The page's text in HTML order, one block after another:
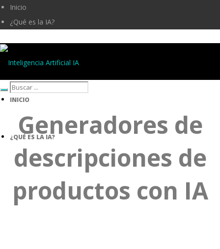
Inicio
¿Qué es la IA?
INICIO
¿QUÉ ES LA IA?
Generadores de
descripciones de
productos con IA